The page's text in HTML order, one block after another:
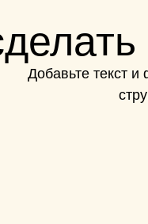
Добавьте текст